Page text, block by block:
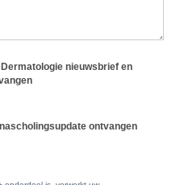
nieuwsbrief en
ontvangen